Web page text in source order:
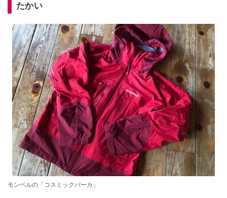
たかい
モンベルの「コスミックパーカ」